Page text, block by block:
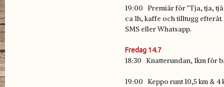
19:00 Premiär för ”Tja, tja,
ca 1h, kaffe och tilltugg
SMS eller Whatsapp.
Fredag 14.7
18:30 Knatterundan, 1km för
19:00 Keppo runt 10,5 km &